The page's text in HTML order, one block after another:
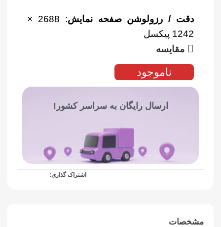
دقت / رزولوشن صفحه نمایش
: 2688 ×
1242 پیکسل
مقایسه
ناموجود
ارسال رایگان به سراسر کشور!
اشتراک گذاری:
مشخصات